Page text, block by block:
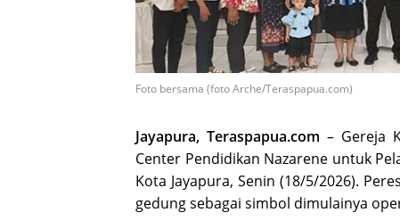
Foto bersama (foto Arche/Teraspapua.com)
Jayapura, Teraspapua.com – Gereja
Center Pendidikan Nazarene untuk
Kota Jayapura, Senin (18/5/2026).
gedung sebagai simbol dimulainya